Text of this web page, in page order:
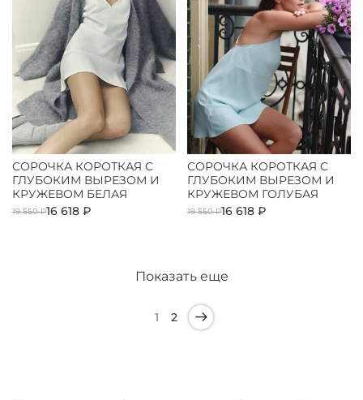
СОРОЧКА КОРОТКАЯ С
ГЛУБОКИМ ВЫРЕЗОМ И
КРУЖЕВОМ БЕЛАЯ
19 550 ₽16 618 ₽
СОРОЧКА КОРОТКАЯ С
ГЛУБОКИМ ВЫРЕЗОМ И
КРУЖЕВОМ ГОЛУБАЯ
19 550 ₽16 618 ₽
Показать еще
1 2